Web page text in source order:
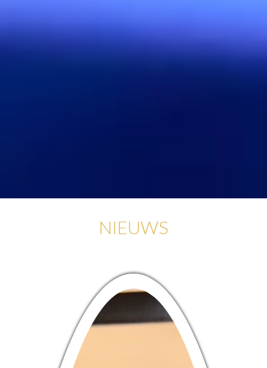
NIEUWS